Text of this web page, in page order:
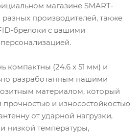
магазине SMART-
разных производителей, также
брелоки с вашими
компактны (24.6 х 51 мм) и
разработанным нашими
материалом, который
прочностью и износостойкостью
от ударной нагрузки,
низкой температуры,